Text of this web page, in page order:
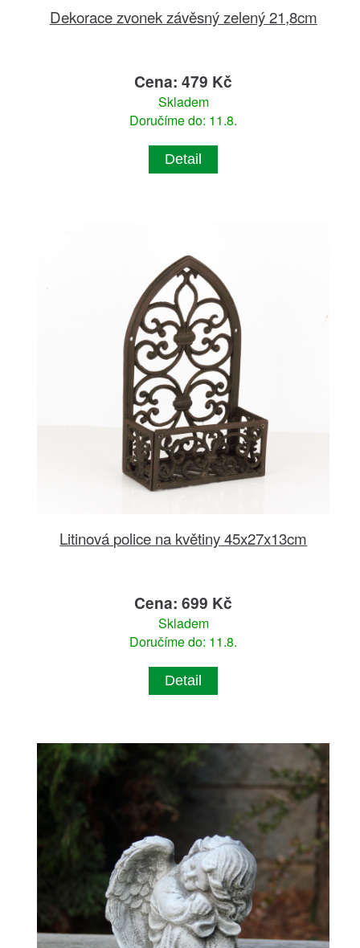
Dekorace zvonek závěsný zelený 21,8cm
Cena: 479 Kč
Skladem
Doručíme do: 11.8.
Detail
Litinová police na květiny 45x27x13cm
Cena: 699 Kč
Skladem
Doručíme do: 11.8.
Detail